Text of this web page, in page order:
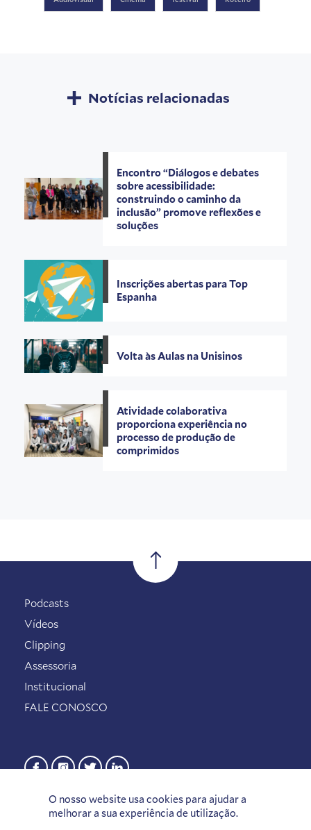
Notícias relacionadas
Encontro “Diálogos e debates
sobre acessibilidade:
construindo o caminho da
inclusão” promove reflexões e
soluções
Inscrições abertas para Top
Espanha
Volta às Aulas na Unisinos
Atividade colaborativa
proporciona experiência no
processo de produção de
comprimidos
O nosso website usa cookies para ajudar a
melhorar a sua experiência de utilização.
Podcasts
Vídeos
Clipping
Assessoria
Institucional
FALE CONOSCO